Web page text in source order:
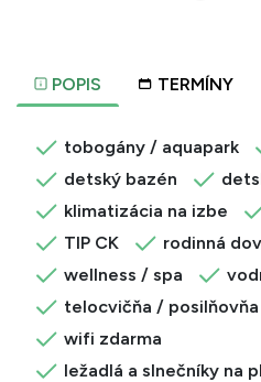
POPIS TERMÍNY
tobogány / aquapark
detský bazén
klimatizácia na izbe
TIP CK
rodinná
wellness / spa
telocvičňa / posilňovňa
wifi zdarma
ležadlá a slnečníky na